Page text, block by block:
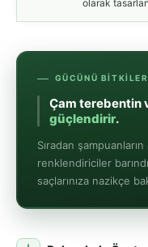
olarak
GÜCÜNÜ
Çam terebentin
güçlendiri
Sıradan
renklendiriciler
saçlarınıza nazikçe